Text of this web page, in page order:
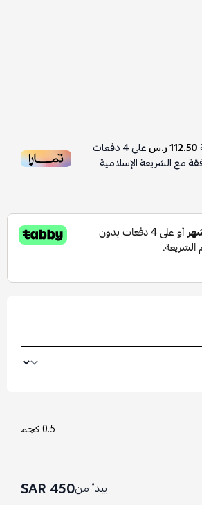
112.50 ر.س على4دفعات
مع الشريعة الإسلامية
0.5 كجم
يبدأ من450 SAR